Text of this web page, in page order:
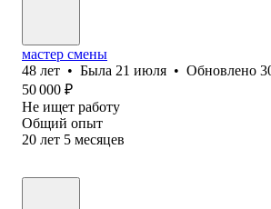
мастер смены
48 лет • Была 21 июля • Обновлено
50 000 ₽
Не ищет работу
Общий опыт
20 лет 5 месяцев